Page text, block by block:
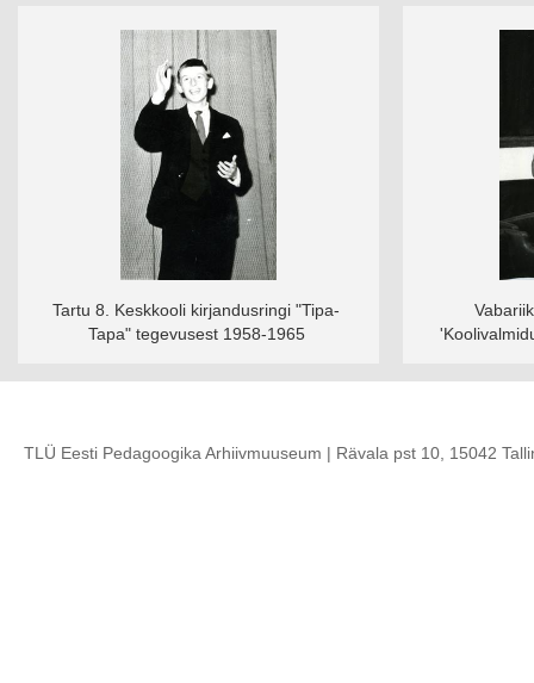
Tartu 8. Keskkooli kirjandusringi "Tipa-
Tapa" tegevusest 1958-1965
TLÜ Eesti Pedagoogika Arhiivmuuseum | Rävala pst 10, 15042